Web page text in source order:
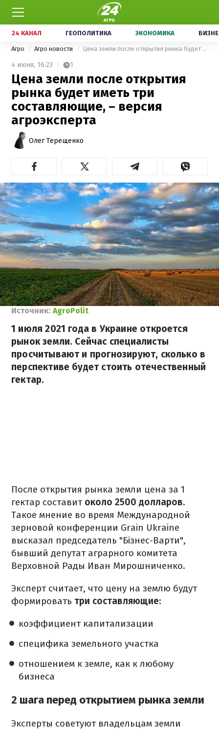
24 КАНАЛ ГЕОПОЛИТИКА ЭКОНОМИКА
Агро Агро новости Цена земли после открытия рынка будет иметь три составляющие, – версия агроэксперта
4 июня, 16:23 1
Цена земли после открытия
рынка будет иметь три
составляющие, – версия
агроэксперта
Олег Терещенко
Источник: AgroPolit
1 июля 2021 года в Украине откроется
рынок земли. Сейчас специалисты
просчитывают и прогнозируют, сколько в
перспективе будет стоить отечественный
гектар.
После открытия рынка земли цена за 1
гектар составит около 2500 долларов.
Такое мнение во время Международной
зерновой конференции Grain Ukraine
высказал председатель "Бізнес-Варти",
бывший депутат аграрного комитета
Верховной Рады Иван Мирошниченко.
Эксперт считает, что цену на землю будут
формировать три составляющие:
коэффициент капитализации
специфика земельного участка
отношением к земле, как к любому
бизнеса
2 шага перед открытием рынка земли
Эксперты советуют владельцам земли